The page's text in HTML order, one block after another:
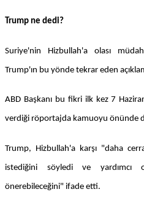
Trump ne dedi?
Suriye'nin Hizbullah'a olası
Trump'ın bu yönde tekrar eden
ABD Başkanı bu fikri ilk kez 7
verdiği röportajda kamuoyu önünde
Trump, Hizbullah'a karşı "daha
istediğini söyledi ve yardımcı
önerebileceğini" ifade etti.